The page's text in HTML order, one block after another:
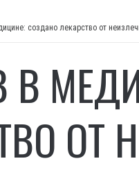
создано лекарство от
В
ОТ